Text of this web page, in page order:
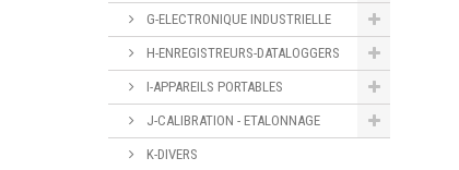
G-ELECTRONIQUE INDUSTRIELLE
H-ENREGISTREURS-DATALOGGERS
I-APPAREILS PORTABLES
J-CALIBRATION - ETALONNAGE
K-DIVERS